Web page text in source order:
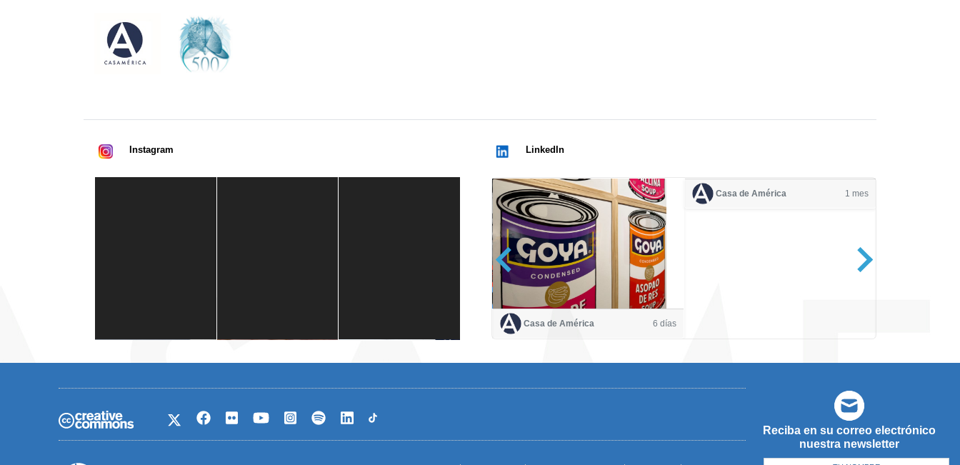
Instagram LinkedIn
Casa de América 6 días
Casa de América 1 mes
Reciba en su correo electrónico
nuestra newsletter